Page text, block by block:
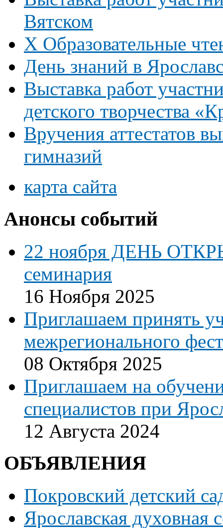
Вятском
Х Образовательные
День знаний в
Выставка работ
детского творчества
Вручения аттестатов
гимназий
карта сайта
Анонсы событий
22 ноября ДЕНЬ
семинария
16 Ноября 2025
Приглашаем принять
межрегионального
08 Октября 2025
Приглашаем на
специалистов при
12 Августа 2024
ОБЪЯВЛЕНИЯ
Покровский детский
Ярославская духовная